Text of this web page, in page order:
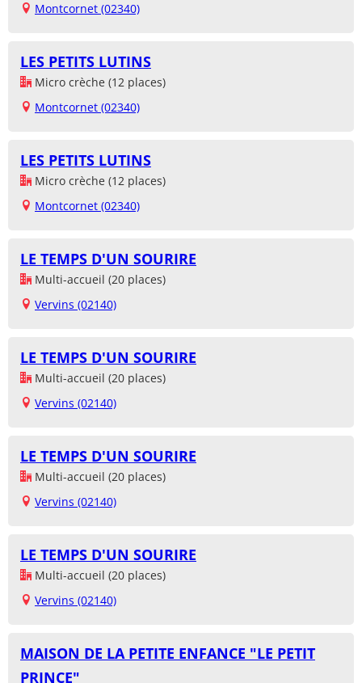
Montcornet (02340)
LES PETITS LUTINS
Micro crèche (12 places)
Montcornet (02340)
LES PETITS LUTINS
Micro crèche (12 places)
Montcornet (02340)
LE TEMPS D'UN SOURIRE
Multi-accueil (20 places)
Vervins (02140)
LE TEMPS D'UN SOURIRE
Multi-accueil (20 places)
Vervins (02140)
LE TEMPS D'UN SOURIRE
Multi-accueil (20 places)
Vervins (02140)
LE TEMPS D'UN SOURIRE
Multi-accueil (20 places)
Vervins (02140)
MAISON DE LA PETITE ENFANCE "LE PETIT
PRINCE"